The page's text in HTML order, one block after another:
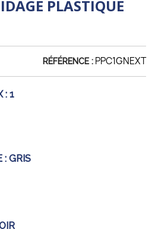
PLASTIQUE
RÉFÉRENCE : PPC1GNEXT
: 1
: GRIS